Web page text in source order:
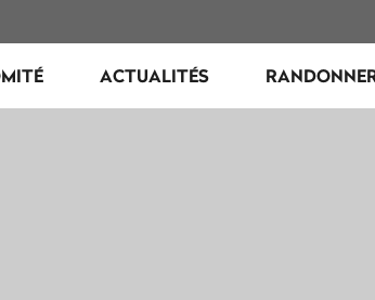
ACTUALITÉS